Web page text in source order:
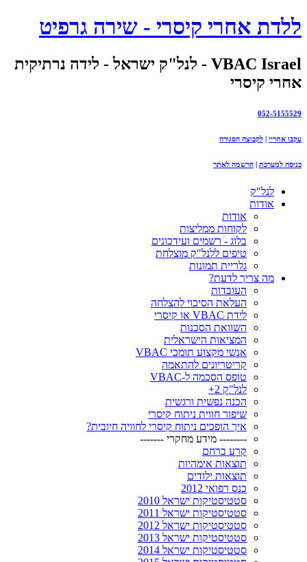
ללדת אחרי קיסרי - שירה גרפיט
VBAC Israel - לנל"ק ישראל - לידה נרתיקית
אחרי קיסרי
052-5155529
עקבו אחריי | לקבוצה הסגורה
כניסה למערכת | הרשמה לאתר
לנל"ק
אודות
אודות
לקוחות ממליצות
בלוג - רשמים ועידכונים
טיפים ללנל"ק מוצלחת
גלריית תמונות
מה צריך לדעת?
העובדות
העלאת הסיכוי להצלחה
לידת VBAC או קיסרי
השוואת הסכנות
המציאות הישראלית
אנשי מקצוע תומכי VBAC
קריטריונים להתאמה
טופס הסכמה ל-VBAC
לנל"ק 2+
הכנה נפשית ורגשית
שיפור חווית ניתוח קיסרי
איך הופכים ניתוח קיסרי לחוויה חיובית?
-------- מידע מחקרי -------
קרע ברחם
תוצאות אימהיות
תוצאות ילודים
כנס רפואי 2012
סטטיסטיקות ישראל 2010
סטטיסטיקות ישראל 2011
סטטיסטיקות ישראל 2012
סטטיסטיקות ישראל 2013
סטטיסטיקות ישראל 2014